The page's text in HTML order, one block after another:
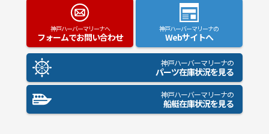
神戸ハーバーマリーナへ
フォームでお問い合わせ
神戸ハーバーマリーナの
Webサイトへ
神戸ハーバーマリーナの
パーツ在庫状況を見る
神戸ハーバーマリーナの
船艇在庫状況を見る